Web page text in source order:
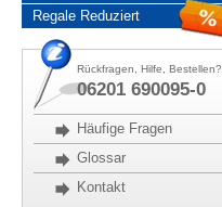
Regale Reduziert
Rückfragen, Hilfe, Bestellen?
06201 690095-0
Häufige Fragen
Glossar
Kontakt